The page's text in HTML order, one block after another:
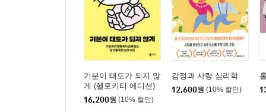
기분이 태도가 되지 않
게 (헬로키티 에디션)
16,200원 (10% 할인)
감정과 사랑 심리학
12,600원 (10% 할인)